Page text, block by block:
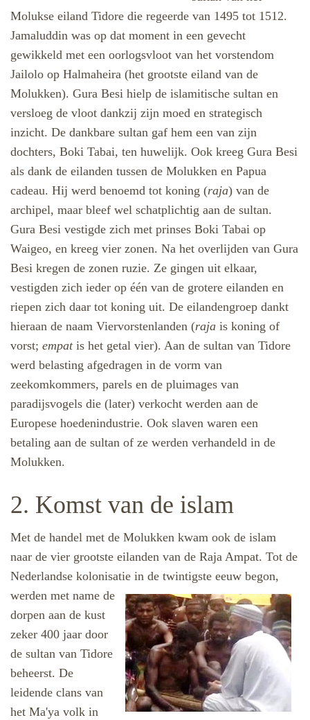
Molukse eiland Tidore die regeerde van 1495 tot 1512.
Jamaluddin was op dat moment in een gevecht
gewikkeld met een oorlogsvloot van het vorstendom
Jailolo op Halmaheira (het grootste eiland van de
Molukken). Gura Besi hielp de islamitische sultan en
versloeg de vloot dankzij zijn moed en strategisch
inzicht. De dankbare sultan gaf hem een van zijn
dochters, Boki Tabai, ten huwelijk. Ook kreeg Gura Besi
als dank de eilanden tussen de Molukken en Papua
cadeau. Hij werd benoemd tot koning (raja) van de
archipel, maar bleef wel schatplichtig aan de sultan.
Gura Besi vestigde zich met prinses Boki Tabai op
Waigeo, en kreeg vier zonen. Na het overlijden van Gura
Besi kregen de zonen ruzie. Ze gingen uit elkaar,
vestigden zich ieder op één van de grotere eilanden en
riepen zich daar tot koning uit. De eilandengroep dankt
hieraan de naam Viervorstenlanden (raja is koning of
vorst; empatis het getal vier). Aan de sultan van Tidore
werd belasting afgedragen in de vorm van
zeekomkommers, parels en de pluimages van
paradijsvogels die (later) verkocht werden aan de
Europese hoedenindustrie. Ook slaven waren een
betaling aan de sultan of ze werden verhandeld in de
Molukken.
2. Komst van de islam
Met de handel met de Molukken kwam ook de islam
naar de vier grootste eilanden van de Raja Ampat. Tot de
Nederlandse kolonisatie in de twintigste eeuw begon,
werden met name de
dorpen aan de kust
zeker 400 jaar door
de sultan van Tidore
beheerst. De
leidende clans van
het Ma'ya volk in